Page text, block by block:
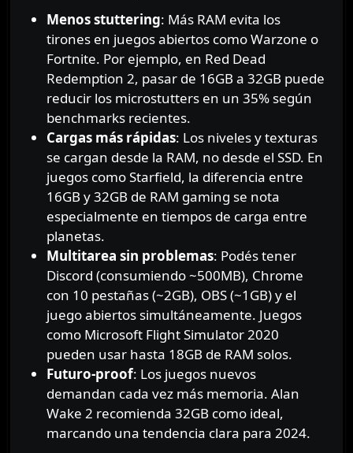
Menos stuttering: Más RAM evita los
tirones en juegos abiertos como Warzone o
Fortnite. Por ejemplo, en Red Dead
Redemption 2, pasar de 16GB a 32GB puede
reducir los microstutters en un 35% según
benchmarks recientes.
Cargas más rápidas: Los niveles y texturas
se cargan desde la RAM, no desde el SSD. En
juegos como Starfield, la diferencia entre
16GB y 32GB de RAM gaming se nota
especialmente en tiempos de carga entre
planetas.
Multitarea sin problemas: Podés tener
Discord (consumiendo ~500MB), Chrome
con 10 pestañas (~2GB), OBS (~1GB) y el
juego abiertos simultáneamente. Juegos
como Microsoft Flight Simulator 2020
pueden usar hasta 18GB de RAM solos.
Futuro-proof: Los juegos nuevos
demandan cada vez más memoria. Alan
Wake 2 recomienda 32GB como ideal,
marcando una tendencia clara para 2024.